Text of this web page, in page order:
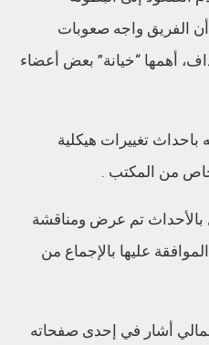
أن الفريق واجه صعوبات
أهمها “خيانة” بعض أعضاء
باحداث تغييرات هيكلية
من المكتب .
تم عرض ومناقشة
الموافقة عليها بالإجماع من
أشار في إحدى صفحاته